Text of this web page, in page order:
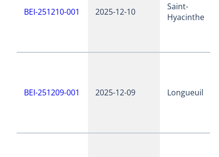
BEI-251210-001 2025-12-10
Saint-
Hyacinthe
BEI-251209-001 2025-12-09 Longueuil